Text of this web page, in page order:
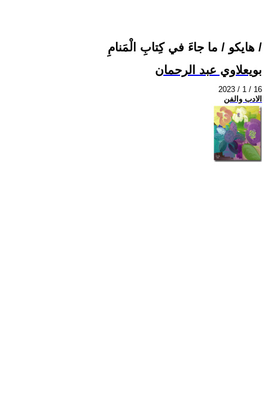
هايكو / ما جاءَ في كِتابِ الْمَنامِ /
بويعلاوي عبد الرحمان
2023 / 1 / 16
الادب والفن